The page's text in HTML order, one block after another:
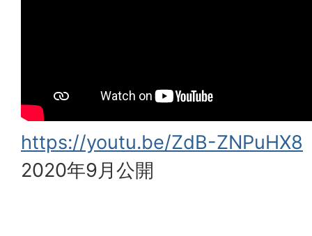
https://youtu.be/ZdB-ZNPuHX8
2020年9月公開